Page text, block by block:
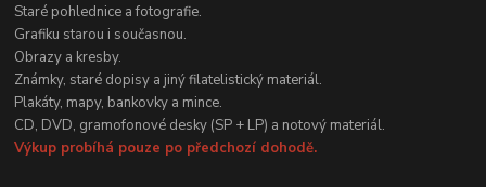
Staré pohlednice a fotografie.
Grafiku starou i současnou.
Obrazy a kresby.
Známky, staré dopisy a jiný filatelistický materiál.
Plakáty, mapy, bankovky a mince.
CD, DVD, gramofonové desky (SP + LP) a notový materiál.
Výkup probíhá pouze po předchozí dohodě.